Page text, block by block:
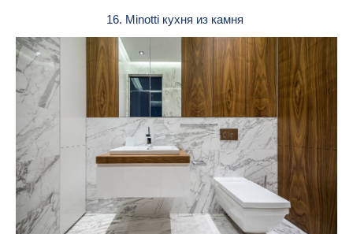
16. Minotti кухня из камня